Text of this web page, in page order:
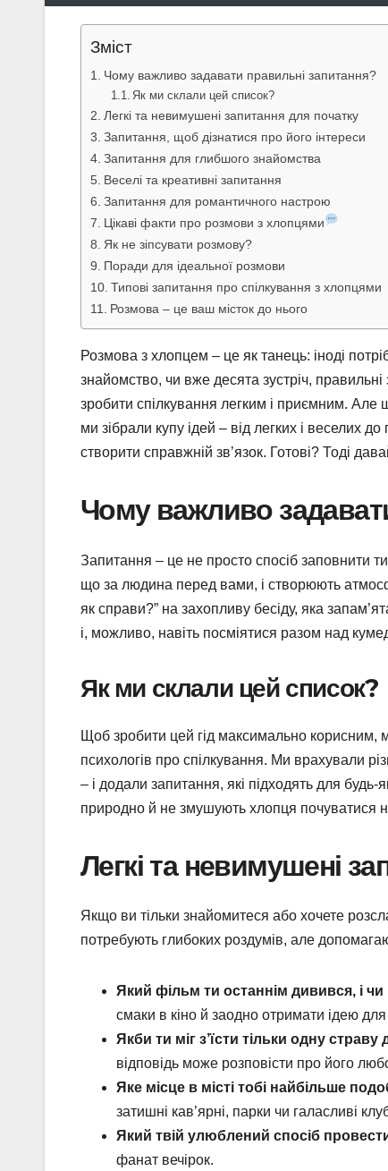
Зміст
Чому важливо задавати правильні запитання?
Як ми склали цей список?
Легкі та невимушені запитання для початку
Запитання, щоб дізнатися про його інтереси
Запитання для глибшого знайомства
Веселі та креативні запитання
Запитання для романтичного настрою
Цікаві факти про розмови з хлопцями
Як не зіпсувати розмову?
Поради для ідеальної розмови
Типові запитання про спілкування з хлопцями
Розмова – це ваш місток до нього
Розмова з хлопцем – це як танець: іноді
знайомство, чи вже десята зустріч,
зробити спілкування легким і приємним. Але
ми зібрали купу ідей – від легких і веселих
створити справжній зв’язок. Готові? Тоді
Чому важливо
Запитання – це не просто спосіб заповнити
що за людина перед вами, і створюють
як справи?” на захопливу бесіду, яка
і, можливо, навіть посміятися разом над
Як ми склали цей список?
Щоб зробити цей гід максимально корисним,
психологів про спілкування. Ми врахували
– і додали запитання, які підходять для
природно й не змушують хлопця почуватися
Легкі та невимушені
Якщо ви тільки знайомитеся або хочете
потребують глибоких роздумів, але
Який фільм ти останнім дивився, і
смаки в кіно й заодно отримати ідею для
Якби ти міг з’їсти тільки одну
відповідь може розповісти про його
Яке місце в місті тобі найбільше
затишні кав’ярні, парки чи галасливі
Який твій улюблений спосіб
фанат вечірок.